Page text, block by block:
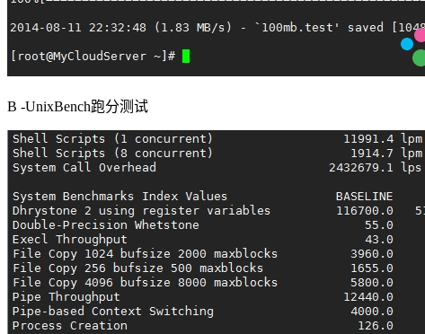
B -UnixBench跑分测试